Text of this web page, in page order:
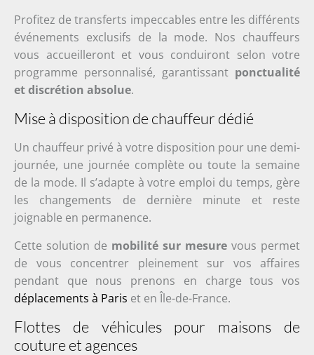
Profitez de transferts impeccables entre les différents
événements exclusifs de la mode. Nos chauffeurs
vous accueilleront et vous conduiront selon votre
programme personnalisé, garantissant ponctualité
et discrétion absolue.
Mise à disposition de chauffeur dédié
Un chauffeur privé à votre disposition pour une demi-
journée, une journée complète ou toute la semaine
de la mode. Il s’adapte à votre emploi du temps, gère
les changements de dernière minute et reste
joignable en permanence.
Cette solution de mobilité sur mesure vous permet
de vous concentrer pleinement sur vos affaires
pendant que nous prenons en charge tous vos
déplacements à Paris et en Île-de-France.
Flottes de véhicules pour maisons de
couture et agences